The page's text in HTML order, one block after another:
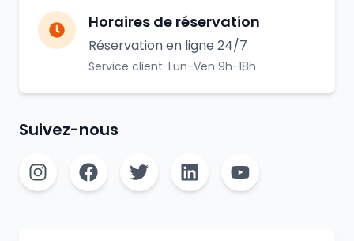
Horaires de réservation
Réservation en ligne 24/7
Service client: Lun-Ven 9h-18h
Suivez-nous